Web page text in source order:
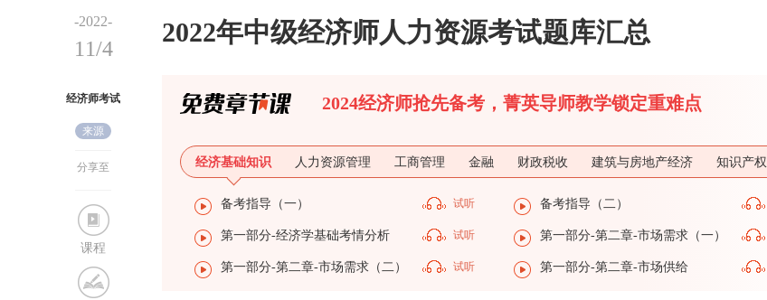
-2022-
11/4
经济师考试
网
来源
分享至
课程
2022年中级经济师人力资源考试题库汇总
2024经济师抢先备考，菁英导师教学锁定重难点
经济基础知识 人力资源管理 工商管理 金融 财政税收 建筑与房地产经济 知识产权
备考指导（一） 试听 备考指导（二）
第一部分-经济学基础考情分析 试听 第一部分-第二章-市场需求（一）
第一部分-第二章-市场需求（二） 试听 第一部分-第二章-市场供给